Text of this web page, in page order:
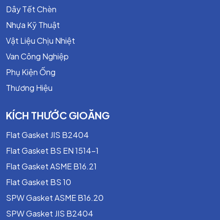
Dễ tháo lắp và căn chỉnh.
Thích hợp cho hệ thống cần bảo dưỡng thường
xuyên.
Vật Liệu Chế Tạo
Thép Carbon: SS400, S20C, S25C.
Inox: SUS304, SUS304L, SUS316, SUS316L.
Thép rèn: SF390A, SFVC.
Duplex và Super Duplex.
Titanium.
Inconel, Monel, Hastelloy và các hợp kim đặc biệt.
Ưu Điểm
Tiêu chuẩn đồng bộ, dễ thay thế và lắp đặt.
Độ kín cao, đảm bảo an toàn vận hành.
Dây Tết Chèn
Nhựa Kỹ Thuật
Vật Liệu Chịu Nhiệt
Van Công Nghiệp
Phụ Kiện Ống
Thương Hiệu
KÍCH THƯỚC GIOĂNG
Flat Gasket JIS B2404
Flat Gasket BS EN 1514-1
Flat Gasket ASME B16.21
Flat Gasket BS 10
SPW Gasket ASME B16.20
SPW Gasket JIS B2404